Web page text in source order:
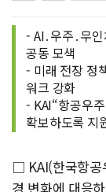
- AI․우주․무
공동 모색
- 미래 전장 정
워크 강화
- KAI“항공우
확보하도록 지
□ KAI(한국항공
경 변화에 대응